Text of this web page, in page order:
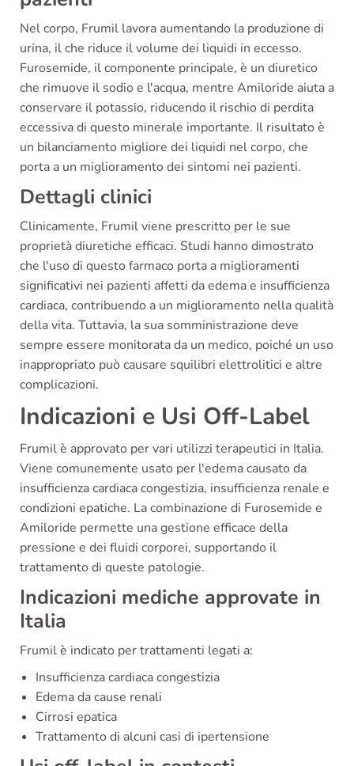
Nel corpo, Frumil lavora aumentando la produzione di
urina, il che riduce il volume dei liquidi in eccesso.
Furosemide, il componente principale, è un diuretico
che rimuove il sodio e l'acqua, mentre Amiloride aiuta a
conservare il potassio, riducendo il rischio di perdita
eccessiva di questo minerale importante. Il risultato è
un bilanciamento migliore dei liquidi nel corpo, che
porta a un miglioramento dei sintomi nei pazienti.
Dettagli clinici
Clinicamente, Frumil viene prescritto per le sue
proprietà diuretiche efficaci. Studi hanno dimostrato
che l'uso di questo farmaco porta a miglioramenti
significativi nei pazienti affetti da edema e insufficienza
cardiaca, contribuendo a un miglioramento nella qualità
della vita. Tuttavia, la sua somministrazione deve
sempre essere monitorata da un medico, poiché un uso
inappropriato può causare squilibri elettrolitici e altre
complicazioni.
Indicazioni e Usi Off-Label
Frumil è approvato per vari utilizzi terapeutici in Italia.
Viene comunemente usato per l'edema causato da
insufficienza cardiaca congestizia, insufficienza renale e
condizioni epatiche. La combinazione di Furosemide e
Amiloride permette una gestione efficace della
pressione e dei fluidi corporei, supportando il
trattamento di queste patologie.
Indicazioni mediche approvate in
Italia
Frumil è indicato per trattamenti legati a:
Insufficienza cardiaca congestizia
Edema da cause renali
Cirrosi epatica
Trattamento di alcuni casi di ipertensione